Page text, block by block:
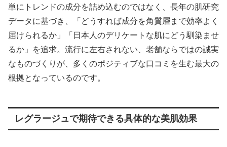
単にトレンドの成分を詰め込むのではなく、長年の肌研究
データに基づき、「どうすれば成分を角質層まで効率よく
届けられるか」「日本人のデリケートな肌にどう馴染ませ
るか」を追求。流行に左右されない、老舗ならではの誠実
なものづくりが、多くのポジティブな口コミを生む最大の
根拠となっているのです。
レグラージュで期待できる具体的な美肌効果